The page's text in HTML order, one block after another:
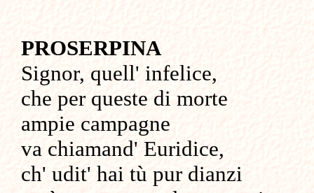
PROSERPINA
Signor, quell' infelice,
che per queste di morte
ampie campagne
va chiamand' Euridice,
ch' udit' hai tù pur dianzi